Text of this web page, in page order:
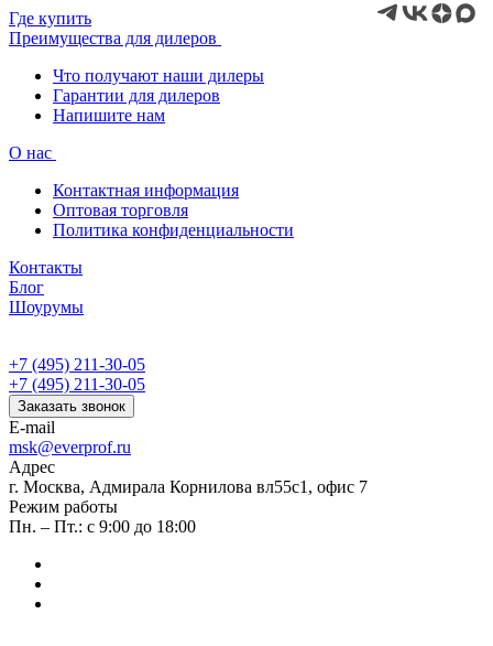
Где купить
Преимущества для дилеров
Что получают наши дилеры
Гарантии для дилеров
Напишите нам
О нас
Контактная информация
Оптовая торговля
Политика конфиденциальности
Контакты
Блог
Шоурумы
+7 (495) 211-30-05
+7 (495) 211-30-05
Заказать звонок
E-mail
msk@everprof.ru
Адрес
г. Москва, Адмирала Корнилова вл55с1, офис 7
Режим работы
Пн. – Пт.: с 9:00 до 18:00